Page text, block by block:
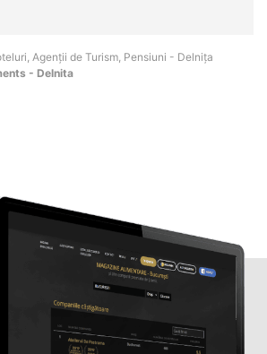
Agenții de Turism, Pensiuni - Delniţa
- Delnita